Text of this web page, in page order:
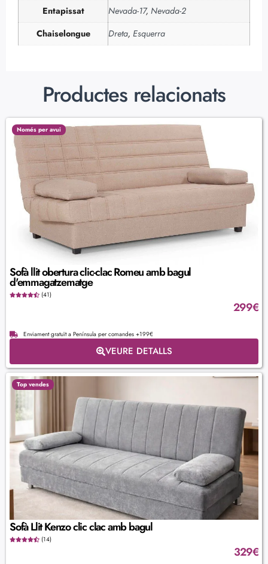
Entapissat Nevada-17, Nevada-2
Chaiselongue
Dreta, Esquerra
Productes relacionats
Només per avui
Sofà llit obertura clic-clac Romeu amb bagul
d'emmagatzematge
(41)
299€
Enviament gratuït a Península per comandes +199€
VEURE DETALLS
Top vendes
Sofà Llit Kenzo clic clac amb bagul
(14)
329€